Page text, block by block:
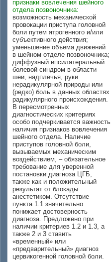
признаки вовлечения шейного
отдела позвоночника:
возможность механической
провокации приступа головной
боли путем ятрогенного и/или
субъективного действия;
уменьшение объема движений
в шейном отделе позвоночника;
диффузный ипсилатеральный
болевой синдром в области
шеи, надплечья, руки
нерадикулярной природы или
(редко) боль в данных областях
радикулярного происхождения.
В пересмотренных
диагностических критериях
особо подчеркивается важность
наличия признаков вовлечения
шейного отдела. Наличие
приступов головной боли,
вызываемых механическим
воздействием, – обязательное
требование для уверенной
постановки диагноза ЦГБ,
также как и положительный
результат от блокады
анестетиком. Отсутствие
пункта 1.1 значительно
понижает достоверность
диагноза. Предложено при
наличии критериев 1.2 и 1.3, а
также 2 и 3 ставить
«временный» или
«предварительный» диагноз
цервикогенной головной боли.